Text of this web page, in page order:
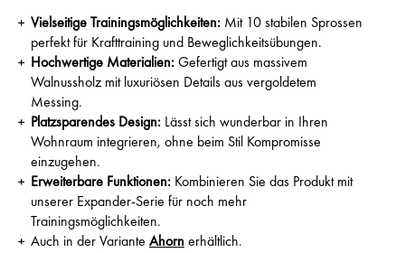
Vielseitige Trainingsmöglichkeiten: Mit 10 stabilen Sprossen
perfekt für Krafttraining und Beweglichkeitsübungen.
Hochwertige Materialien:Gefertigt aus massivem
Walnussholz mit luxuriösen Details aus vergoldetem
Messing.
Platzsparendes Design: Lässt sich wunderbar in Ihren
Wohnraum integrieren, ohne beim Stil Kompromisse
einzugehen.
Erweiterbare Funktionen: Kombinieren Sie das Produkt mit
unserer Expander-Serie für noch mehr
Trainingsmöglichkeiten.
Auch in der Variante Ahornerhältlich.